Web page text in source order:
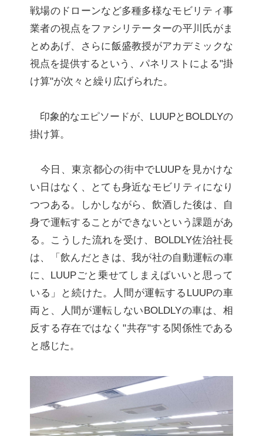
戦場のドローンなど多種多様なモビリティ事
業者の視点をファシリテーターの平川氏がま
とめあげ、さらに飯盛教授がアカデミックな
視点を提供するという、パネリストによる"掛
け算"が次々と繰り広げられた。
印象的なエピソードが、LUUPとBOLDLYの
掛け算。
今日、東京都心の街中でLUUPを見かけな
い日はなく、とても身近なモビリティになり
つつある。しかしながら、飲酒した後は、自
身で運転することができないという課題があ
る。こうした流れを受け、BOLDLY佐治社長
は、「飲んだときは、我が社の自動運転の車
に、LUUPごと乗せてしまえばいいと思って
いる」と続けた。人間が運転するLUUPの車
両と、人間が運転しないBOLDLYの車は、相
反する存在ではなく"共存"する関係性である
と感じた。